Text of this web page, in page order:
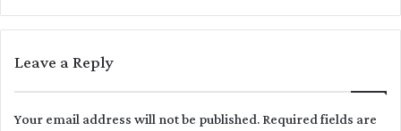
Leave a Reply
Your email address will not be published.Required fields are